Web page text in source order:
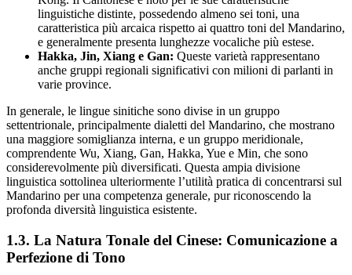
linguistiche distinte, possedendo almeno sei toni, una
caratteristica più arcaica rispetto ai quattro toni del Mandarino,
e generalmente presenta lunghezze vocaliche più estese.
Hakka, Jin, Xiang e Gan: Queste varietà rappresentano
anche gruppi regionali significativi con milioni di parlanti in
varie province.
In generale, le lingue sinitiche sono divise in un gruppo
settentrionale, principalmente dialetti del Mandarino, che mostrano
una maggiore somiglianza interna, e un gruppo meridionale,
comprendente Wu, Xiang, Gan, Hakka, Yue e Min, che sono
considerevolmente più diversificati. Questa ampia divisione
linguistica sottolinea ulteriormente l’utilità pratica di concentrarsi sul
Mandarino per una competenza generale, pur riconoscendo la
profonda diversità linguistica esistente.
1.3. La Natura Tonale del Cinese: Comunicazione a
Perfezione di Tono